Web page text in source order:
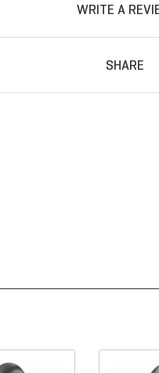
WRITE A
SHARE